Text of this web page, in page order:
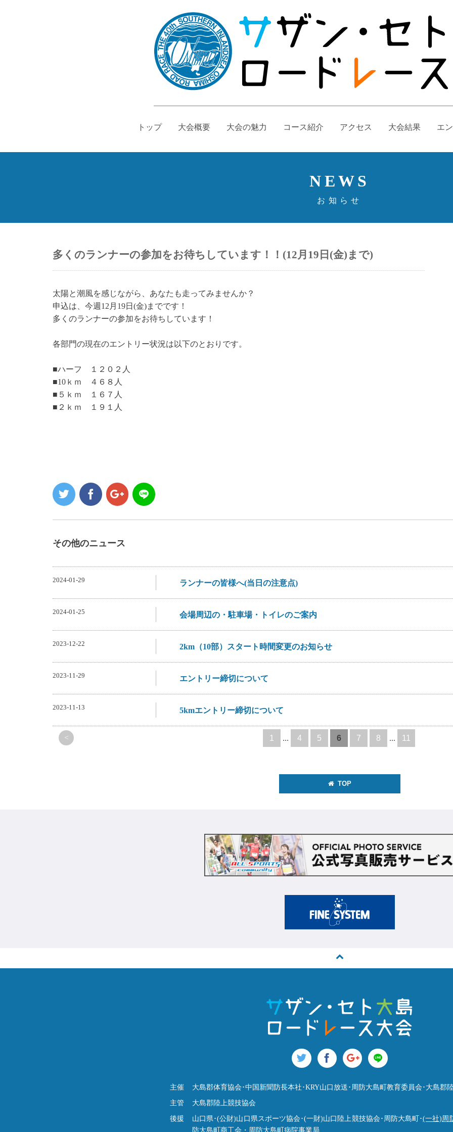
トップ 大会概要 大会の魅力 コース紹介 アクセス 大会結果 エ
NEWS
お知らせ
多くのランナーの参加をお待ちしています！！(12月19日(金)まで)
太陽と潮風を感じながら、あなたも走ってみませんか？
申込は、今週12月19日(金)までです！
多くのランナーの参加をお待ちしています！
各部門の現在のエントリー状況は以下のとおりです。
■ハーフ １２０２人
■10ｋｍ ４６８人
■５ｋｍ １６７人
■２ｋｍ １９１人
その他のニュース
2024-01-29 ランナーの皆様へ(当日の注意点)
2024-01-25 会場周辺の・駐車場・トイレのご案内
2023-12-22 2km（10部）スタート時間変更のお知らせ
2023-11-29 エントリー締切について
2023-11-13 5kmエントリー締切について
< 1 ... 4 5 6 7 8 ... 11
TOP
主催
大島郡体育協会･中国新聞防長本社･KRY山口放送･周防大島町教育委員会･大島郡
主管
大島郡陸上競技協会
後援
山口県･(公財)山口県スポーツ協会･(一財)山口陸上競技協会･周防大島町･(一社)周
防大島町商工会・周防大島町病院事業局